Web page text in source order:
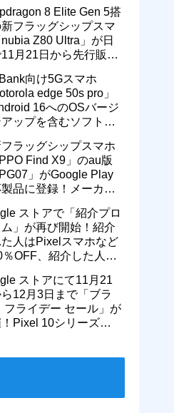
8 Elite Gen 5搭
フラッグシップスマ
Z80 Ultra」が日
月21日から先行販
向け5Gスマホ
edge 50s pro」
16へのOSバージ
アップを含むソフトウ
ラッグシップスマホ
Find X9」のau版
」がGoogle Play
品に登録！メーカー
ストアで「紹介プロ
」が再び開始！紹介
た人はPixelスマホなど
％OFF、紹介した人は
ストアにて11月21
ら12月3日まで「ブラ
フライデー セール」が
！Pixel 10シリーズや